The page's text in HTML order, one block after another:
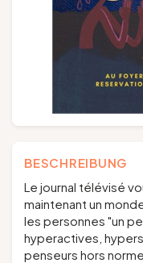
BESCHREIBUNG
Le journal télévisé
maintenant un
les personnes "un
hyperactives,
penseurs hors